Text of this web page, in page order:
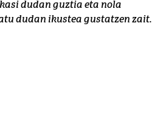
dudan guztia eta nola
dudan ikustea gustatzen zait.